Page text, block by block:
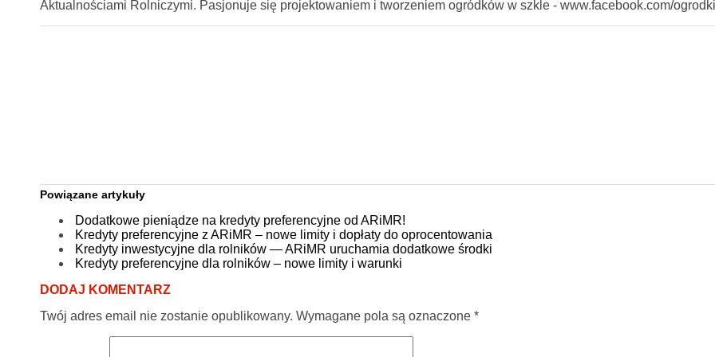
Aktualnościami Rolniczymi. Pasjonuje się projektowaniem i tworzeniem ogródków w szkle - www.facebook.com/
Powiązane artykuły
Dodatkowe pieniądze na kredyty preferencyjne od ARiMR!
Kredyty preferencyjne z ARiMR – nowe limity i dopłaty do oprocentowania
Kredyty inwestycyjne dla rolników — ARiMR uruchamia dodatkowe środki
Kredyty preferencyjne dla rolników – nowe limity i warunki
DODAJ KOMENTARZ
Twój adres email nie zostanie opublikowany. Wymagane pola są oznaczone *